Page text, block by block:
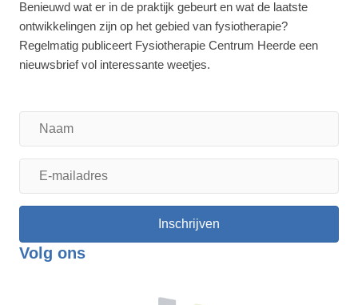
Benieuwd wat er in de praktijk gebeurt en wat de laatste
ontwikkelingen zijn op het gebied van fysiotherapie?
Regelmatig publiceert Fysiotherapie Centrum Heerde een
nieuwsbrief vol interessante weetjes.
Inschrijven
Volg ons